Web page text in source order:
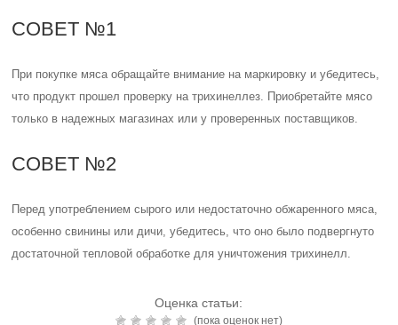
СОВЕТ №1
При покупке мяса обращайте внимание на маркировку и убедитесь,
что продукт прошел проверку на трихинеллез. Приобретайте мясо
только в надежных магазинах или у проверенных поставщиков.
СОВЕТ №2
Перед употреблением сырого или недостаточно обжаренного мяса,
особенно свинины или дичи, убедитесь, что оно было подвергнуто
достаточной тепловой обработке для уничтожения трихинелл.
Оценка статьи:
(пока оценок нет)